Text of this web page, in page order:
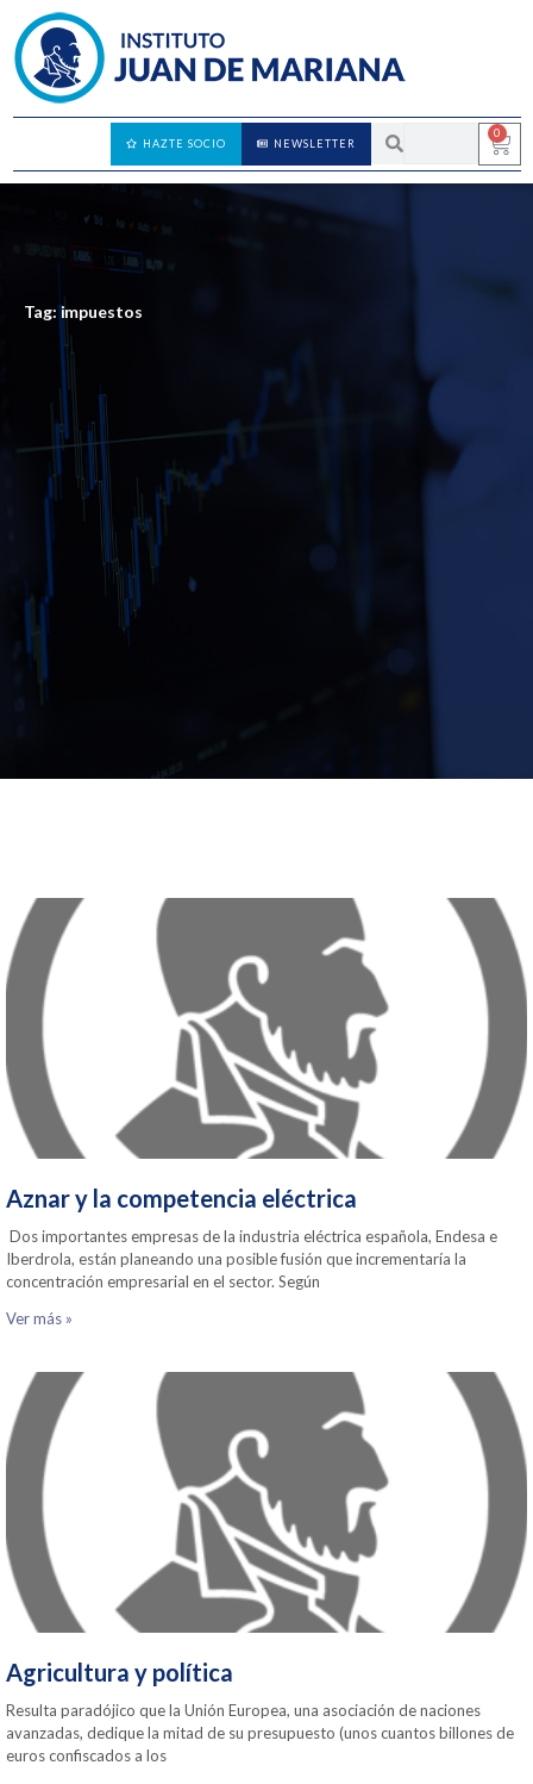
0
NEWSLETTER
HAZTE SOCIO
Tag: impuestos
Aznar y la competencia eléctrica
Dos importantes empresas de la industria eléctrica española, Endesa e
Iberdrola, están planeando una posible fusión que incrementaría la
concentración empresarial en el sector. Según
Ver más »
Agricultura y política
Resulta paradójico que la Unión Europea, una asociación de naciones
avanzadas, dedique la mitad de su presupuesto (unos cuantos billones de
euros confiscados a los